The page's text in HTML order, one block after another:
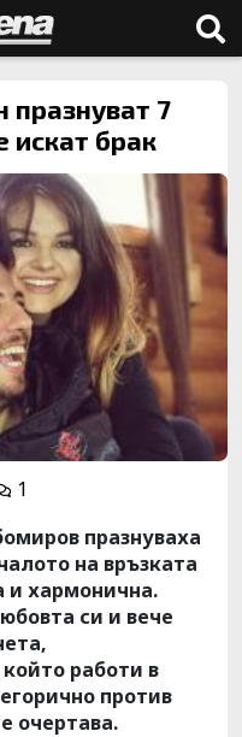
празнуват 7
искат брак
1
празнуваха
на връзката
и хармонична.
си и вече
работи в
против
очертава.